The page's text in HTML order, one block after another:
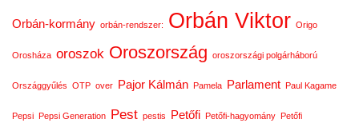
Orbán-kormány orbán-rendszer: Orbán Viktor Origo
Orosháza oroszok Oroszország oroszországi polgárháború
Országgyűlés OTP over Pajor Kálmán Pamela Parlament Paul Kagame
Pepsi Pepsi Generation Pest pestis Petőfi Petőfi-hagyomány Petőfi